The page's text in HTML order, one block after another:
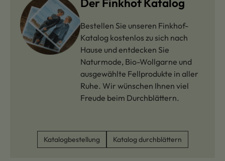
Bestellen Sie unseren Finkhof-
Katalog kostenlos zu sich nach
Hause und entdecken Sie
Naturmode, Bio-Wollgarne und
ausgewählte Fellprodukte in aller
Ruhe. Wir wünschen Ihnen viel
Freude beim Durchblättern.
Katalogbestellung Katalog durchblättern